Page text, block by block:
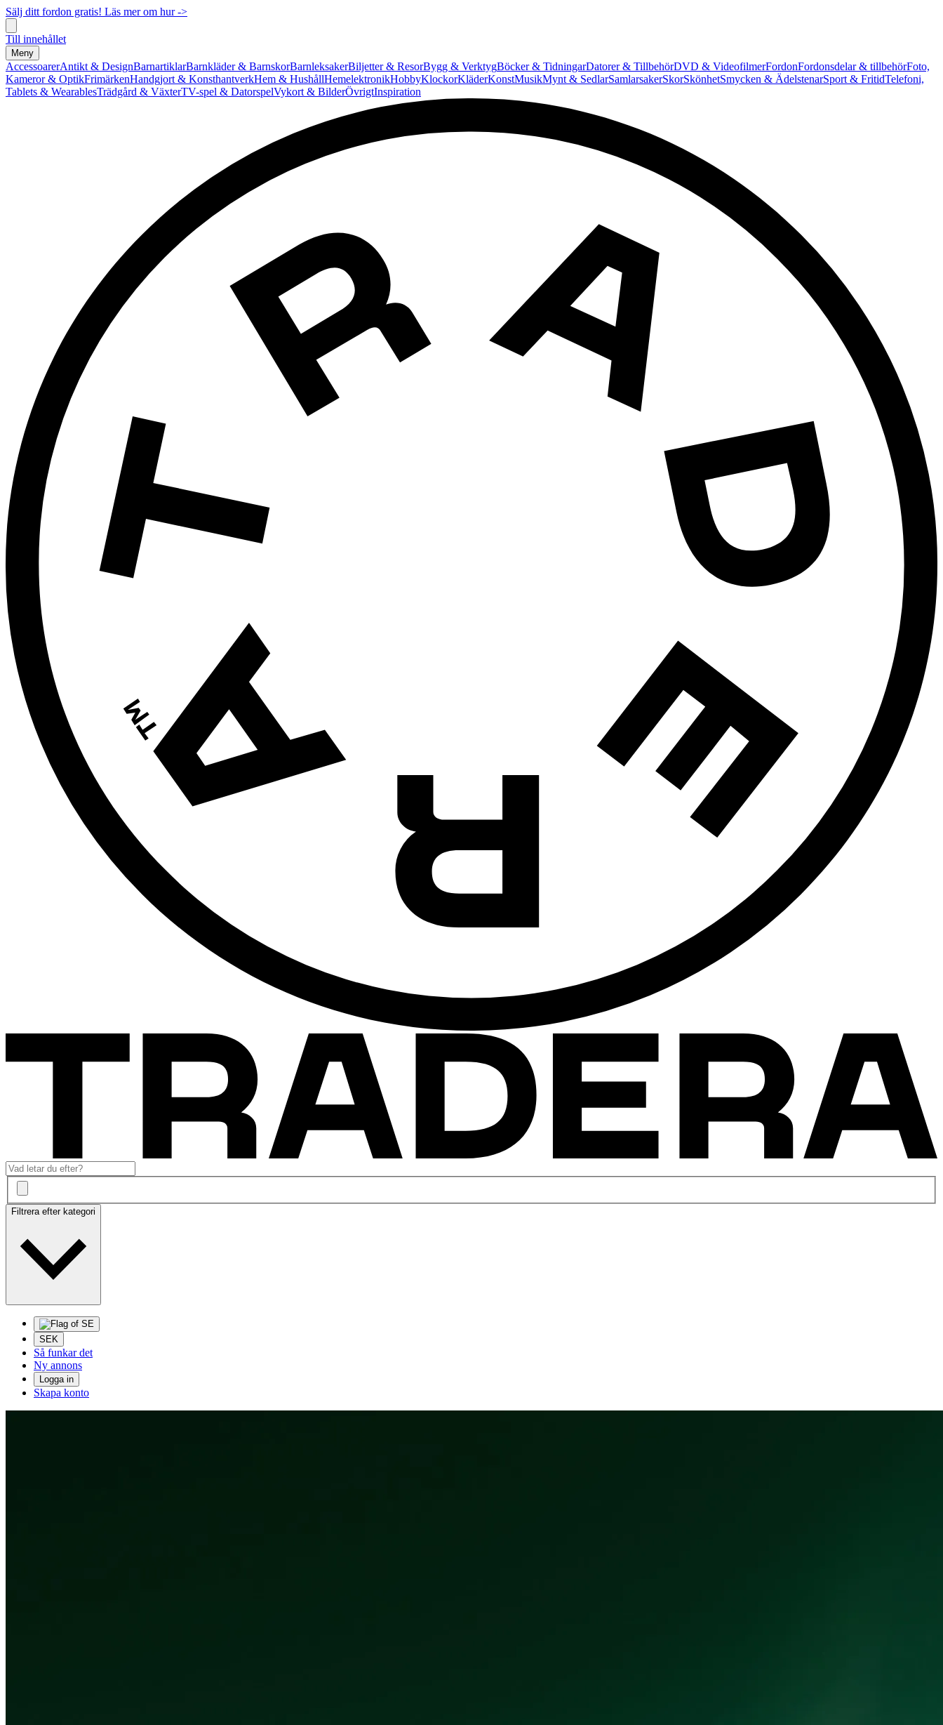
Sälj ditt fordon gratis! Läs mer om hur ->
Till innehållet
Meny
AccessoarerAntikt & DesignBarnartiklarBarnkläder & BarnskorBarnleksakerBiljetter & ResorBygg & VerktygBöcker & TidningarDatorer & TillbehörDVD & VideofilmerFordonFordonsdelar & tillbehörFoto,
Kameror & OptikFrimärkenHandgjort & KonsthantverkHem & HushållHemelektronikHobbyKlockorKläderKonstMusikMynt & SedlarSamlarsakerSkorSkönhetSmycken & ÄdelstenarSport & FritidTelefoni,
Tablets & WearablesTrädgård & VäxterTV-spel & DatorspelVykort & BilderÖvrigtInspiration
Filtrera efter kategori
SEK
Så funkar det
Ny annons
Logga in
Skapa konto